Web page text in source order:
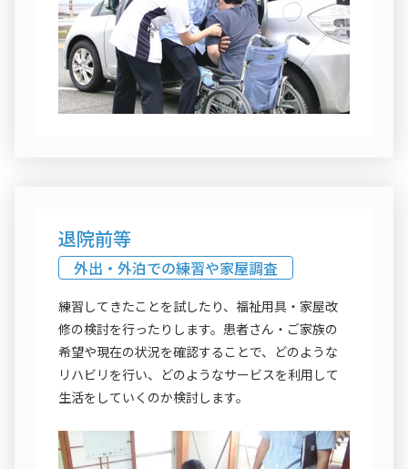
退院前等
外出・外泊での練習や家屋調査
練習してきたことを試したり、福祉用具・家屋改
修の検討を行ったりします。患者さん・ご家族の
希望や現在の状況を確認することで、どのような
リハビリを行い、どのようなサービスを利用して
生活をしていくのか検討します。